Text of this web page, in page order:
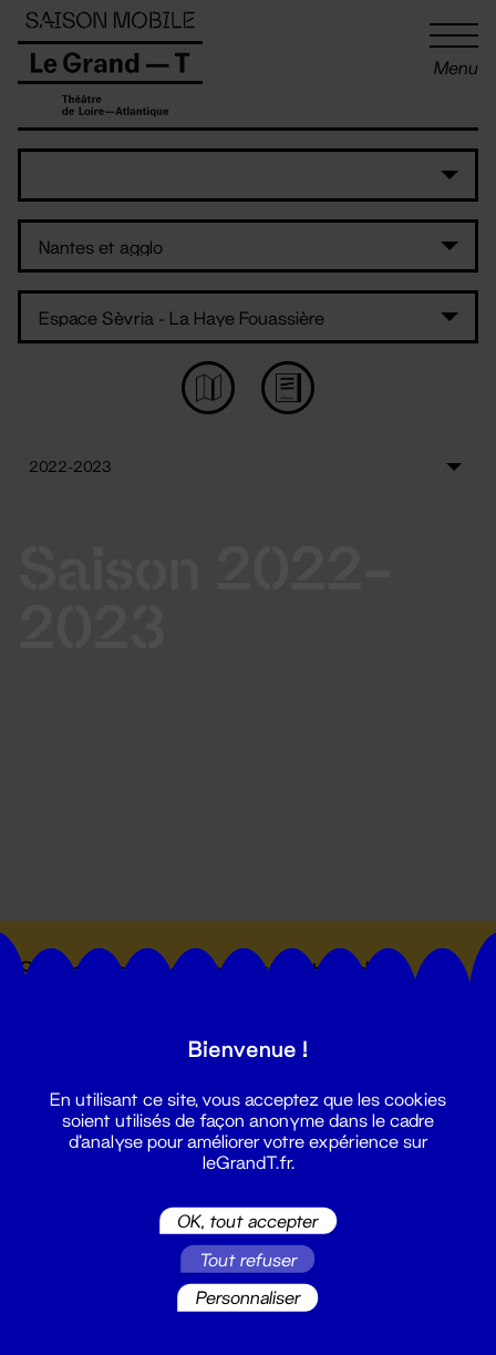
Menu
Suivez toutes les actualités du
Panneau de gestion des cookies
Bienvenue !
En utilisant ce site, vous acceptez que les cookies
soient utilisés de façon anonyme dans le cadre
d'analyse pour améliorer votre expérience sur
leGrandT.fr.
OK, tout accepter
Tout refuser
Personnaliser